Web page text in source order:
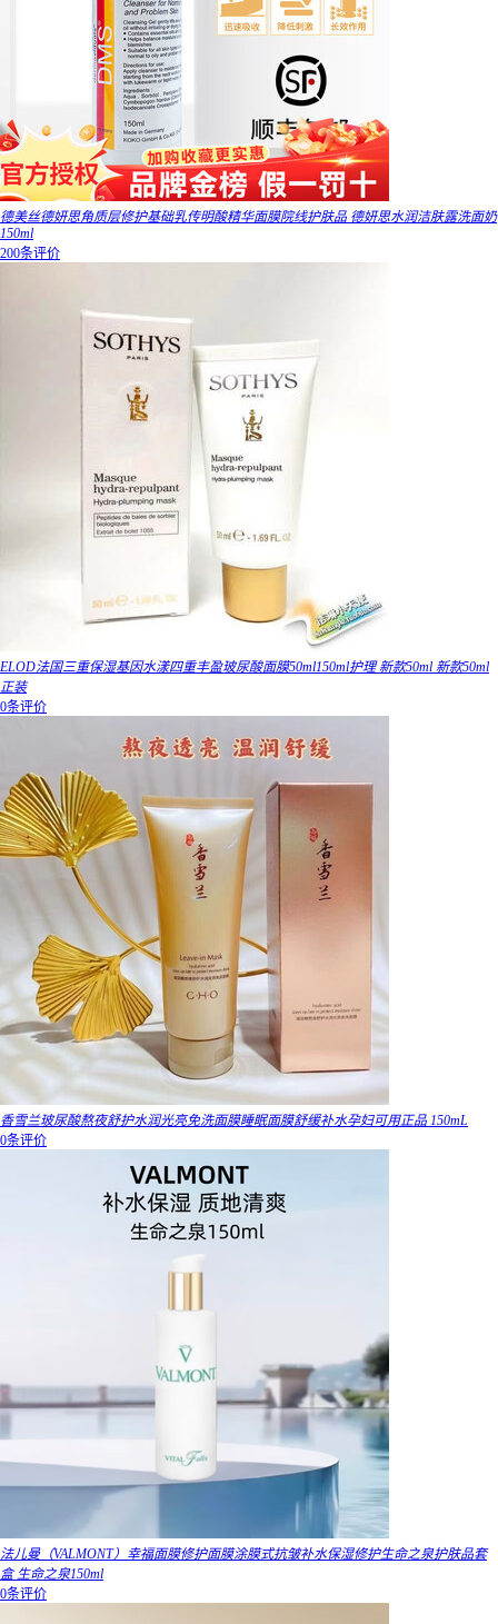
德美丝德妍思角质层修护基础乳传明酸精华面膜院线护肤品 德妍思水润洁肤露洗面奶
150ml
200条评价
ELOD法国三重保湿基因水漾四重丰盈玻尿酸面膜50ml150ml护理 新款50ml 新款50ml
正装
0条评价
香雪兰玻尿酸熬夜舒护水润光亮免洗面膜睡眠面膜舒缓补水孕妇可用正品 150mL
0条评价
法儿曼（VALMONT）幸福面膜修护面膜涂膜式抗皱补水保湿修护生命之泉护肤品套
盒 生命之泉150ml
0条评价